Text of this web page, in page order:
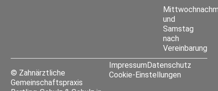
und
Samstag
nach
Vereinbarung
© Zahnärztliche
Gemeinschaftspraxis
ImpressumDatenschutz
Cookie-Einstellungen